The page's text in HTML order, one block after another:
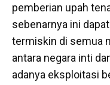
pemberian upah
sebenarnya ini
termiskin di semua
antara negara inti
adanya eksploitasi